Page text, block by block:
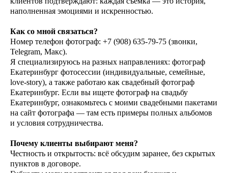
наполненная эмоциями и искренностью.
Как со мной связаться?
Номер телефон фотограф: +7 (908) 635-79-75 (звонки,
Telegram, Макс).
Я специализируюсь на разных направлениях: фотограф
Екатеринбург фотосессии (индивидуальные, семейные,
love-story), а также работаю как свадебный фотограф
Екатеринбург. Если вы ищете фотограф на свадьбу
Екатеринбург, ознакомьтесь с моими свадебными пакетами
на сайт фотографа — там есть примеры полных альбомов
и условия сотрудничества.
Почему клиенты выбирают меня?
Честность и открытость: всё обсудим заранее, без скрытых
пунктов в договоре.